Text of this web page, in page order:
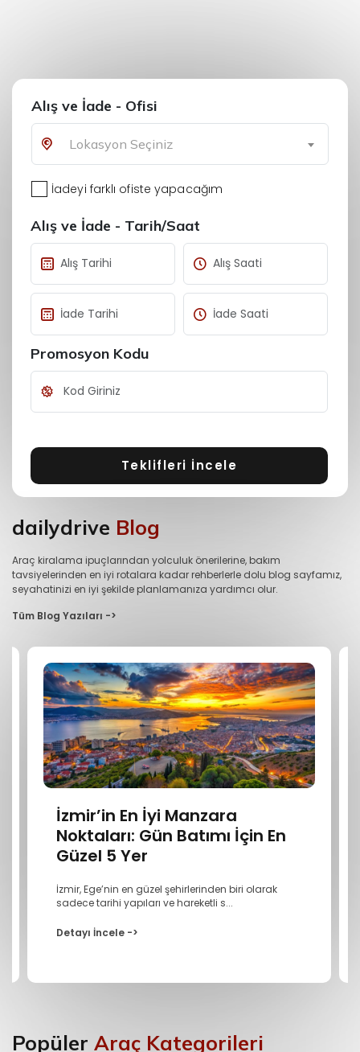
Alış ve İade - Ofisi
Lokasyon Seçiniz
İadeyi farklı ofiste yapacağım
Alış ve İade - Tarih/Saat
Promosyon Kodu
Teklifleri İncele
dailydrive Blog
Araç kiralama ipuçlarından yolculuk önerilerine, bakım
tavsiyelerinden en iyi rotalara kadar rehberlerle dolu blog sayfamız,
seyahatinizi en iyi şekilde planlamanıza yardımcı olur.
Tüm Blog Yazıları ->
İzmir’in En İyi Manzara
Noktaları: Gün Batımı İçin En
Güzel 5 Yer
İzmir, Ege’nin en güzel şehirlerinden biri olarak
sadece tarihi yapıları ve hareketli s...
Detayı İncele ->
Popüler Araç Kategorileri